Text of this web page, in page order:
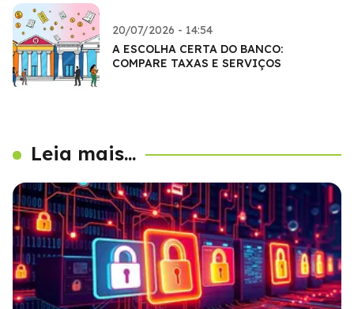
20/07/2026 - 14:54
A ESCOLHA CERTA DO BANCO:
COMPARE TAXAS E SERVIÇOS
Leia mais...